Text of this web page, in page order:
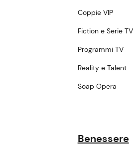
Coppie VIP
Fiction e Serie TV
Programmi TV
Reality e Talent
Soap Opera
Benessere